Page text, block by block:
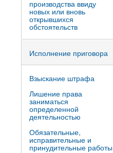
производства ввиду
новых или вновь
открывшихся
обстоятельств
Исполнение приговора
Взыскание штрафа
Лишение права
заниматься
определенной
деятельностью
Обязательные,
исправительные и
принудительные работы